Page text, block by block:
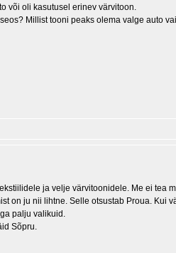
või oli kasutusel erinev värvitoon.
Millist tooni peaks olema valge auto
ja velje värvitoonidele. Me ei tea
on ju nii lihtne. Selle otsustab Proua.
palju valikuid.
Sõpru.